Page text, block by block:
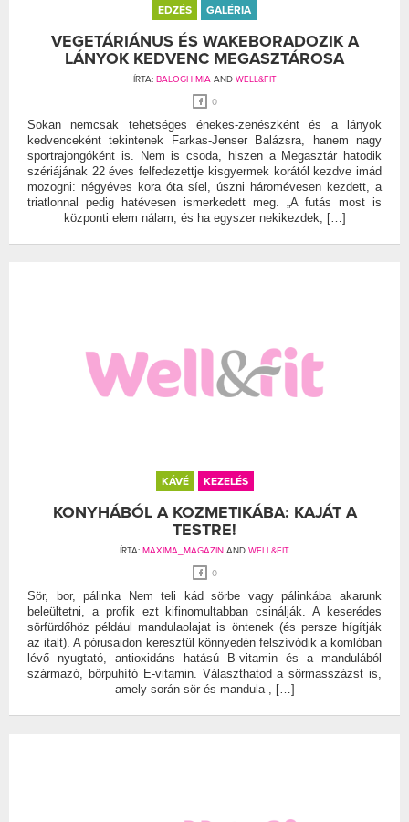
EDZÉS GALÉRIA
VEGETÁRIÁNUS ÉS WAKEBORADOZIK A
LÁNYOK KEDVENC MEGASZTÁROSA
ÍRTA: BALOGH MIAAND WELL&FIT
0
Sokan nemcsak tehetséges énekes-zenészként és a lányok
kedvenceként tekintenek Farkas-Jenser Balázsra, hanem nagy
sportrajongóként is. Nem is csoda, hiszen a Megasztár hatodik
szériájának 22 éves felfedezettje kisgyermek korától kezdve imád
mozogni: négyéves kora óta síel, úszni háromévesen kezdett, a
triatlonnal pedig hatévesen ismerkedett meg. „A futás most is
központi elem nálam, és ha egyszer nekikezdek, […]
KÁVÉ KEZELÉS
KONYHÁBÓL A KOZMETIKÁBA: KAJÁT A
TESTRE!
ÍRTA: MAXIMA_MAGAZIN AND WELL&FIT
0
Sör, bor, pálinka Nem teli kád sörbe vagy pálinkába akarunk
beleültetni, a profik ezt kifinomultabban csinálják. A keserédes
sörfürdőhöz például mandulaolajat is öntenek (és persze hígítják
az italt). A pórusaidon keresztül könnyedén felszívódik a komlóban
lévő nyugtató, antioxidáns hatású B-vitamin és a mandulából
származó, bőrpuhító E-vitamin. Választhatod a sörmasszázst is,
amely során sör és mandula-, […]